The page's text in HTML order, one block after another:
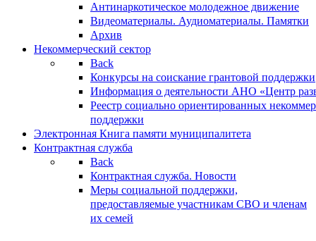
Антинаркотическое молодежное движение
Видеоматериалы. Аудиоматериалы. Памятки
Архив
Некоммерческий сектор
Back
Конкурсы на соискание грантовой поддержки
Информация о деятельности АНО «Центр
Реестр социально ориентированных
поддержки
Электронная Книга памяти муниципалитета
Контрактная служба
Back
Контрактная служба. Новости
Меры социальной поддержки,
предоставляемые участникам СВО и членам
их семей